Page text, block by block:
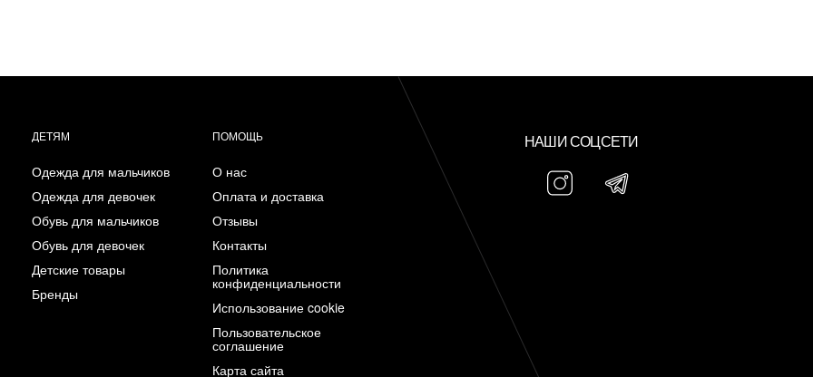
ДЕТЯМ
Одежда для мальчиков
Одежда для девочек
Обувь для мальчиков
Обувь для девочек
Детские товары
Бренды
ПОМОЩЬ
О нас
Оплата и доставка
Отзывы
Контакты
Политика
конфиденциальности
Использование cookie
Пользовательское
соглашение
Карта сайта
НАШИ СОЦСЕТИ